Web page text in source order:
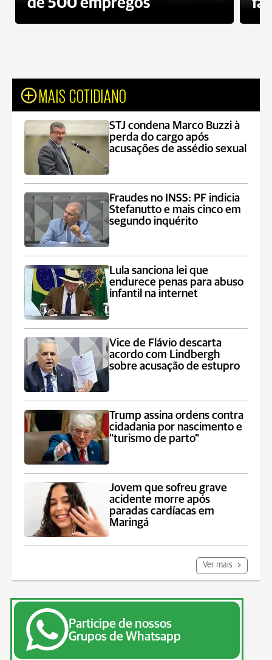
MAIS COTIDIANO
STJ condena Marco Buzzi à
perda do cargo após
acusações de assédio sexual
Fraudes no INSS: PF indicia
Stefanutto e mais cinco em
segundo inquérito
Lula sanciona lei que
endurece penas para abuso
infantil na internet
Vice de Flávio descarta
acordo com Lindbergh
sobre acusação de estupro
Trump assina ordens contra
cidadania por nascimento e
"turismo de parto"
Jovem que sofreu grave
acidente morre após
paradas cardíacas em
Maringá
Ver mais
Participe de nossos
Grupos de Whatsapp